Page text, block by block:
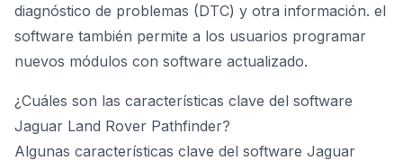
diagnóstico de problemas (DTC) y otra información. el
software también permite a los usuarios programar
nuevos módulos con software actualizado.
¿Cuáles son las características clave del software
Jaguar Land Rover Pathfinder?
Algunas características clave del software Jaguar